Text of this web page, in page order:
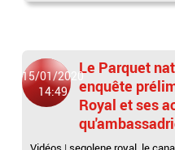
15/01/2020
14:49
Le Parquet
enquête
Royal et ses